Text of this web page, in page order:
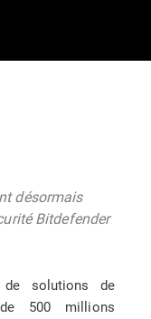
désormais
Bitdefender
de solutions de
500 millions